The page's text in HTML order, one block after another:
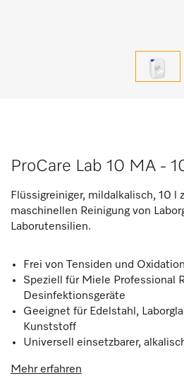
ProCare Lab 10 MA - 10
Flüssigreiniger, mildalkalisch, 10 l
maschinellen Reinigung von
Laborutensilien.
Frei von Tensiden und
Speziell für Miele Professional
Desinfektionsgeräte
Geeignet für Edelstahl,
Kunststoff
Universell einsetzbarer,
Mehr erfahren